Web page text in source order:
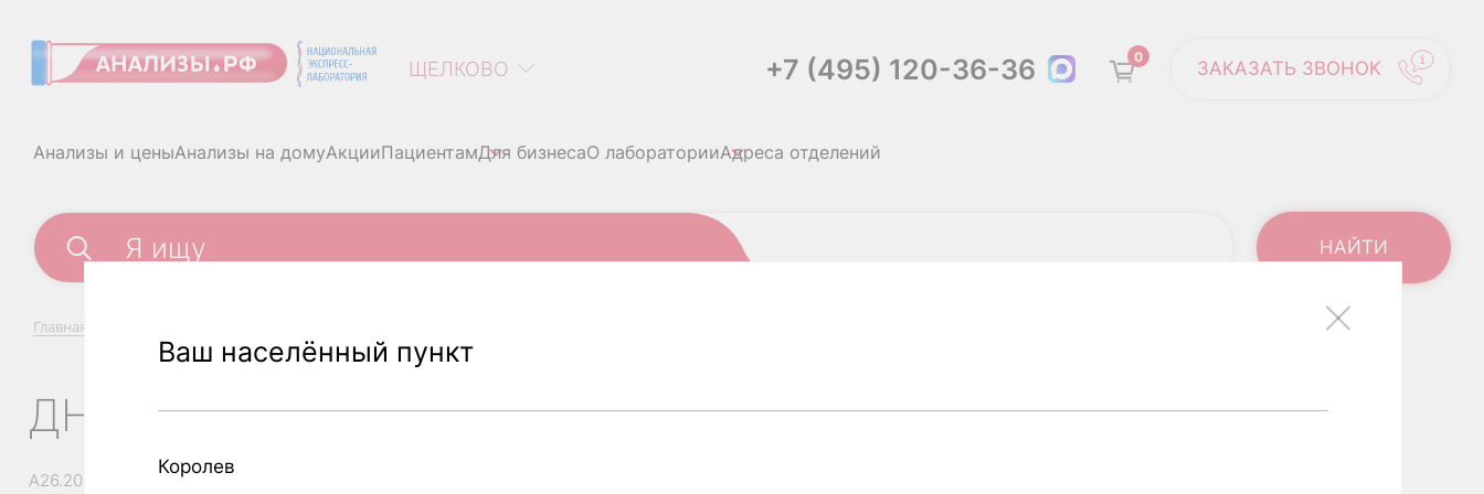
ЩЕЛКОВО
Ваш населённый пункт
Королев
+7 (495) 120-36-36 0
ЗАКАЗАТЬ ЗВОНОК
Анализы и ценыАнализы на домуАкцииПациентамДля бизнесаО лабораторииАдреса отделений
Главная
ДНК ВПЧ 6,11 ТИПОВ, КОЛИЧЕСТВЕННО
A26.20.009.008.01